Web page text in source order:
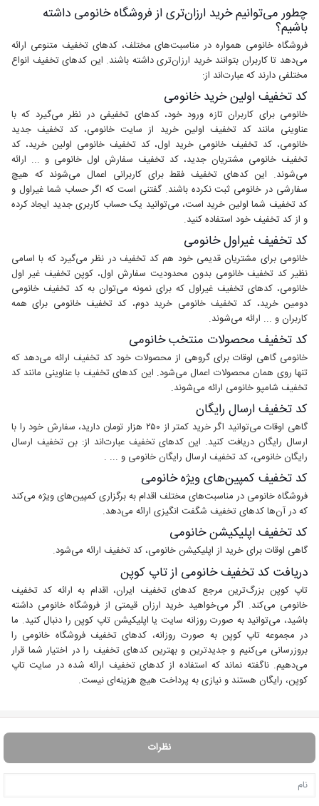
چطور می‌توانیم خرید ارزان‌تری از فروشگاه خانومی داشته
باشیم؟
فروشگاه خانومی همواره در مناسبت‌های مختلف، کدهای تخفیف متنوعی ارائه
می‌دهد تا کاربران بتوانند خرید ارزان‌تری داشته باشند. این کدهای تخفیف انواع
مختلفی دارند که عبارت‌اند از:
کد تخفیف اولین خرید خانومی
خانومی برای کاربران تازه ورود خود، کدهای تخفیفی در نظر می‌گیرد که با
عناوینی مانند کد تخفیف اولین خرید از سایت خانومی، کد تخفیف جدید
خانومی، کد تخفیف خانومی خرید اول، کد تخفیف خانومی اولین خرید، کد
تخفیف خانومی مشتریان جدید، کد تخفیف سفارش اول خانومی و ... ارائه
می‌شوند. این کدهای تخفیف فقط برای کاربرانی اعمال می‌شوند که هیچ
سفارشی در خانومی ثبت نکرده باشند. گفتنی است که اگر حساب شما غیراول و
کد تخفیف شما اولین خرید است، می‌توانید یک حساب کاربری جدید ایجاد کرده
و از کد تخفیف خود استفاده کنید.
کد تخفیف غیراول خانومی
خانومی برای مشتریان قدیمی خود هم کد تخفیف در نظر می‌گیرد که با اسامی
نظیر کد تخفیف خانومی بدون محدودیت سفارش اول، کوپن تخفیف غیر اول
خانومی، کدهای تخفیف غیراول که برای نمونه می‌توان به کد تخفیف خانومی
دومین خرید، کد تخفیف خانومی خرید دوم، کد تخفیف خانومی برای همه
کاربران و ... ارائه می‌شوند.
کد تخفیف محصولات منتخب خانومی
خانومی گاهی اوقات برای گروهی از محصولات خود کد تخفیف ارائه می‌دهد که
تنها روی همان محصولات اعمال می‌شود. این کدهای تخفیف با عناوینی مانند کد
تخفیف شامپو خانومی ارائه می‌شوند.
کد تخفیف ارسال رایگان
گاهی اوقات می‌توانید اگر خرید کمتر از ۲۵۰ هزار تومان دارید، سفارش خود را با
ارسال رایگان دریافت کنید. این کدهای تخفیف عبارت‌اند از: بن تخفیف ارسال
رایگان خانومی، کد تخفیف ارسال رایگان خانومی و ... .
کد تخفیف کمپین‌های ویژه خانومی
فروشگاه خانومی در مناسبت‌های مختلف اقدام به برگزاری کمپین‌های ویژه می‌کند
که در آن‌ها کدهای تخفیف شگفت انگیزی ارائه می‌دهد.
کد تخفیف اپلیکیشن خانومی
گاهی اوقات برای خرید از اپلیکیشن خانومی، کد تخفیف ارائه می‌شود.
دریافت کد تخفیف خانومی از تاپ کوپن
تاپ کوپن بزرگ‌ترین مرجع کدهای تخفیف ایران، اقدام به ارائه کد تخفیف
خانومی می‌کند. اگر می‌خواهید خرید ارزان قیمتی از فروشگاه خانومی داشته
باشید، می‌توانید به صورت روزانه سایت یا اپلیکیشن تاپ کوپن را دنبال کنید. ما
در مجموعه تاپ کوپن به صورت روزانه، کدهای تخفیف فروشگاه خانومی را
بروزرسانی می‌کنیم و جدیدترین و بهترین کدهای تخفیف را در اختیار شما قرار
می‌دهیم. ناگفته نماند که استفاده از کدهای تخفیف ارائه شده در سایت تاپ
کوپن،‌ رایگان هستند و نیازی به پرداخت هیچ هزینه‌ای نیست.
نظرات